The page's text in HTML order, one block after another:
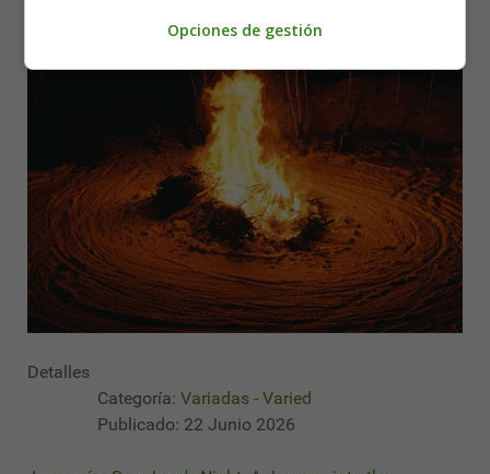
Detalles
Categoría: Variadas - Varied
Publicado: 22 Junio 2026
Opciones de gestión